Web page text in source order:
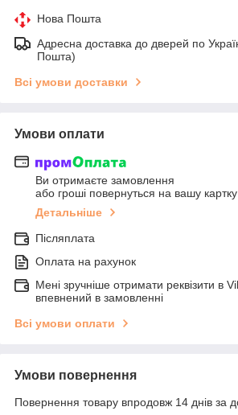
Нова Пошта
Адресна доставка до дверей по
Пошта)
Всі умови доставки
Умови оплати
Ви отримаєте замовлення
або гроші повернуться на вашу картку
Детальніше
Післяплата
Оплата на рахунок
Мені зручніше отримати реквізити в
впевнений в замовленні
Всі умови оплати
Умови повернення
Повернення товару впродовж 14 днів за